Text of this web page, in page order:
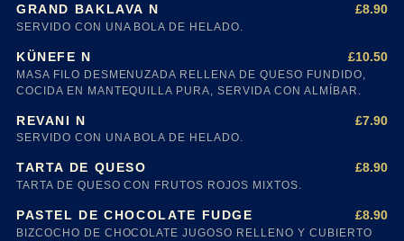
GRAND BAKLAVA N £8.90
SERVIDO CON UNA BOLA DE HELADO.
KÜNEFE N £10.50
MASA FILO DESMENUZADA RELLENA DE QUESO FUNDIDO,
COCIDA EN MANTEQUILLA PURA, SERVIDA CON ALMÍBAR.
REVANI N £7.90
SERVIDO CON UNA BOLA DE HELADO.
TARTA DE QUESO £8.90
TARTA DE QUESO CON FRUTOS ROJOS MIXTOS.
PASTEL DE CHOCOLATE FUDGE £8.90
BIZCOCHO DE CHOCOLATE JUGOSO RELLENO Y CUBIERTO